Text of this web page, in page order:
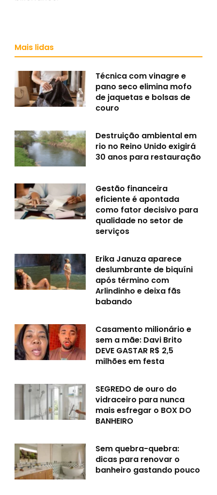
Mais lidas
Técnica com vinagre e
pano seco elimina mofo
de jaquetas e bolsas de
couro
Destruição ambiental em
rio no Reino Unido exigirá
30 anos para restauração
Gestão financeira
eficiente é apontada
como fator decisivo para
qualidade no setor de
serviços
Erika Januza aparece
deslumbrante de biquíni
após término com
Arlindinho e deixa fãs
babando
Casamento milionário e
sem a mãe: Davi Brito
DEVE GASTAR R$ 2,5
milhões em festa
SEGREDO de ouro do
vidraceiro para nunca
mais esfregar o BOX DO
BANHEIRO
Sem quebra-quebra:
dicas para renovar o
banheiro gastando pouco